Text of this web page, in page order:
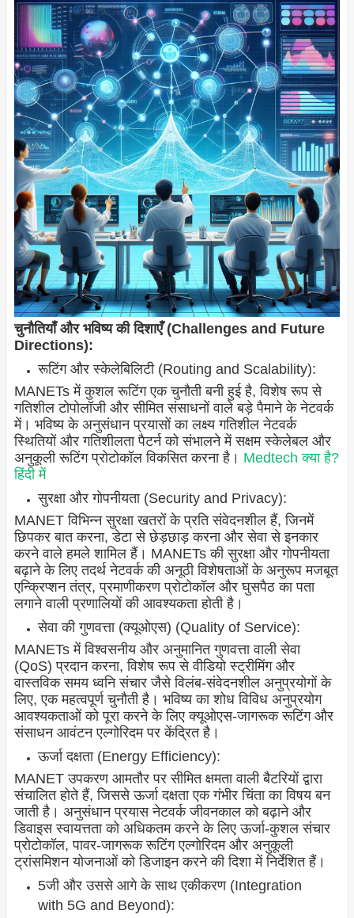
चुनौतियाँ और भविष्य की दिशाएँ (Challenges and Future
Directions):
रूटिंग और स्केलेबिलिटी (Routing and Scalability):
MANETs में कुशल रूटिंग एक चुनौती बनी हुई है, विशेष रूप से
गतिशील टोपोलॉजी और सीमित संसाधनों वाले बड़े पैमाने के नेटवर्क
में। भविष्य के अनुसंधान प्रयासों का लक्ष्य गतिशील नेटवर्क
स्थितियों और गतिशीलता पैटर्न को संभालने में सक्षम स्केलेबल और
अनुकूली रूटिंग प्रोटोकॉल विकसित करना है। Medtech क्या है?
हिंदी में
सुरक्षा और गोपनीयता (Security and Privacy):
MANET विभिन्न सुरक्षा खतरों के प्रति संवेदनशील हैं, जिनमें
छिपकर बात करना, डेटा से छेड़छाड़ करना और सेवा से इनकार
करने वाले हमले शामिल हैं। MANETs की सुरक्षा और गोपनीयता
बढ़ाने के लिए तदर्थ नेटवर्क की अनूठी विशेषताओं के अनुरूप मजबूत
एन्क्रिप्शन तंत्र, प्रमाणीकरण प्रोटोकॉल और घुसपैठ का पता
लगाने वाली प्रणालियों की आवश्यकता होती है।
सेवा की गुणवत्ता (क्यूओएस) (Quality of Service):
MANETs में विश्वसनीय और अनुमानित गुणवत्ता वाली सेवा
(QoS) प्रदान करना, विशेष रूप से वीडियो स्ट्रीमिंग और
वास्तविक समय ध्वनि संचार जैसे विलंब-संवेदनशील अनुप्रयोगों के
लिए, एक महत्वपूर्ण चुनौती है। भविष्य का शोध विविध अनुप्रयोग
आवश्यकताओं को पूरा करने के लिए क्यूओएस-जागरूक रूटिंग और
संसाधन आवंटन एल्गोरिदम पर केंद्रित है।
ऊर्जा दक्षता (Energy Efficiency):
MANET उपकरण आमतौर पर सीमित क्षमता वाली बैटरियों द्वारा
संचालित होते हैं, जिससे ऊर्जा दक्षता एक गंभीर चिंता का विषय बन
जाती है। अनुसंधान प्रयास नेटवर्क जीवनकाल को बढ़ाने और
डिवाइस स्वायत्तता को अधिकतम करने के लिए ऊर्जा-कुशल संचार
प्रोटोकॉल, पावर-जागरूक रूटिंग एल्गोरिदम और अनुकूली
ट्रांसमिशन योजनाओं को डिजाइन करने की दिशा में निर्देशित हैं।
5जी और उससे आगे के साथ एकीकरण (Integration
with 5G and Beyond):